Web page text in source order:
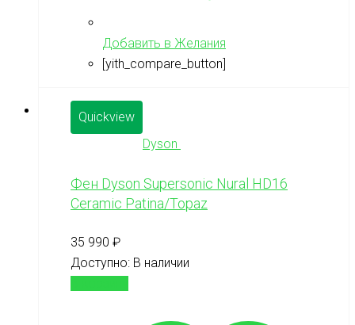
Добавить в Желания
[yith_compare_button]
Quickview
Dyson
Фен Dyson Supersonic Nural HD16
Ceramic Patina/Topaz
35 990 ₽
Доступно: В наличии